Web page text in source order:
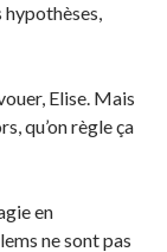
hypothèses,
Elise. Mais
qu’on règle ça
en
ne sont pas